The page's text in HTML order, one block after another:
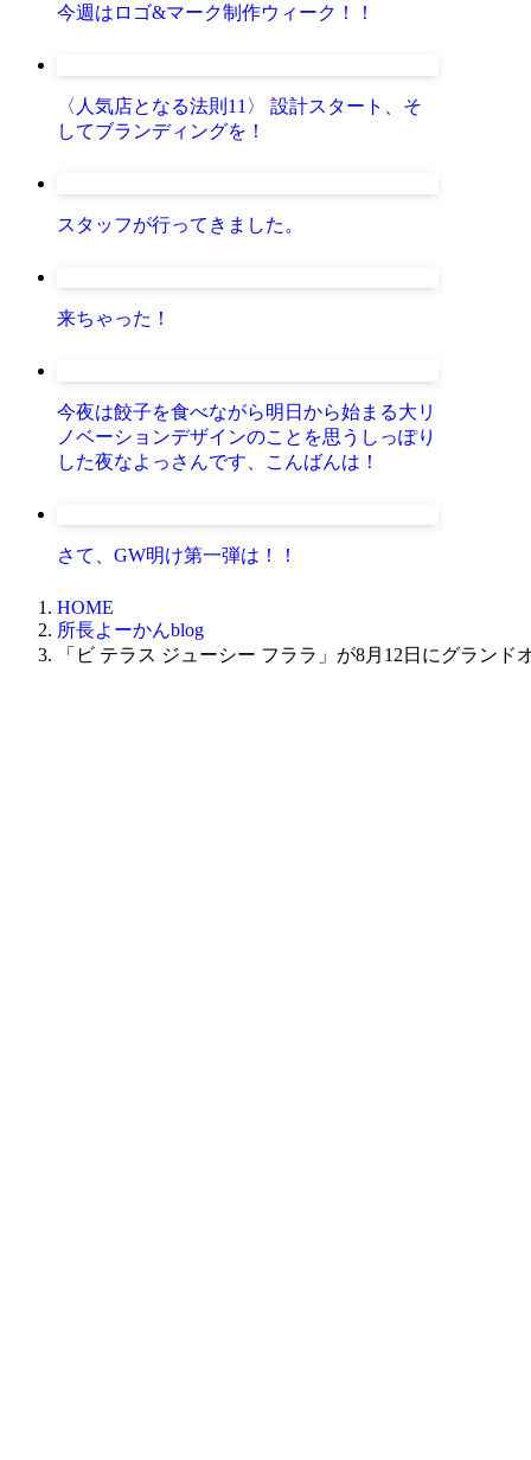
今週はロゴ&マーク制作ウィーク！！
〈人気店となる法則11〉 設計スタート、そ
してブランディングを！
スタッフが行ってきました。
来ちゃった！
今夜は餃子を食べながら明日から始まる大リ
ノベーションデザインのことを思うしっぽり
した夜なよっさんです、こんばんは！
さて、GW明け第一弾は！！
HOME
所長よーかんblog
「ビ テラス ジューシー フララ」が8月12日にグランド